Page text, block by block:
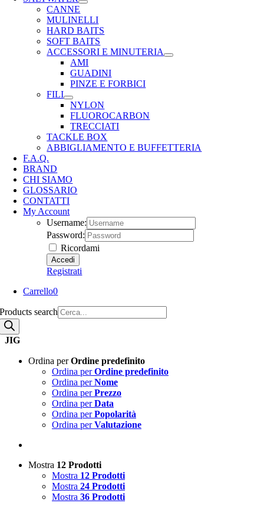
CANNE
MULINELLI
HARD BAITS
SOFT BAITS
ACCESSORI E MINUTERIA
AMI
GUADINI
PINZE E FORBICI
FILI
NYLON
FLUOROCARBON
TRECCIATI
TACKLE BOX
ABBIGLIAMENTO E BUFFETTERIA
F.A.Q.
BRAND
CHI SIAMO
GLOSSARIO
CONTATTI
My Account
Username:
Password:
Ricordami
Registrati
Carrello0
Products search
JIG
Ordina perOrdine predefinito
Ordina perOrdine predefinito
Ordina perNome
Ordina perPrezzo
Ordina perData
Ordina perPopolarità
Ordina perValutazione
Mostra 12 Prodotti
Mostra 12 Prodotti
Mostra 24 Prodotti
Mostra 36 Prodotti